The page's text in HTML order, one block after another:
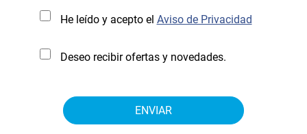
He leído y acepto el Aviso de Privacidad
Deseo recibir ofertas y novedades.